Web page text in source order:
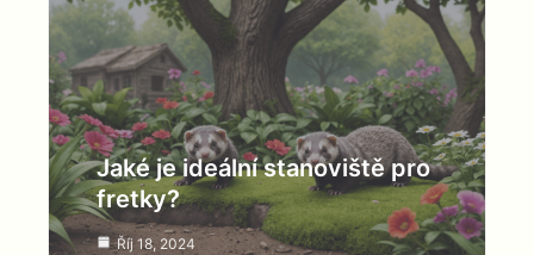
Jaké je ideální stanoviště pro
fretky?
Říj 18, 2024